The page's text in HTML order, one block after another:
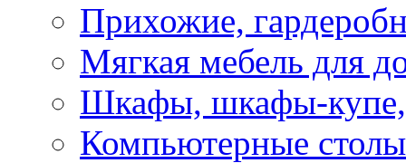
Прихожие,
Мягкая мебель для
Шкафы, шкафы-купе,
Компьютерные столы